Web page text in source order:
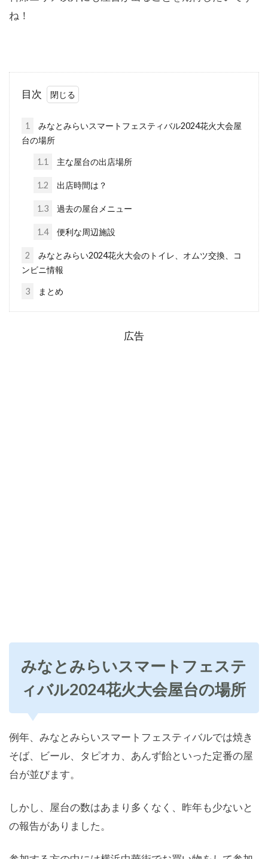
ね！
目次
1
みなとみらいスマートフェスティバル2024花火大会屋
台の場所
1.1 主な屋台の出店場所
1.2 出店時間は？
1.3 過去の屋台メニュー
1.4 便利な周辺施設
2
みなとみらい2024花火大会のトイレ、オムツ交換、コ
ンビニ情報
3 まとめ
広告
みなとみらいスマートフェステ
ィバル2024花火大会屋台の場所
例年、みなとみらいスマートフェスティバルでは焼き
そば、ビール、タピオカ、あんず飴といった定番の屋
台が並びます。
しかし、屋台の数はあまり多くなく、昨年も少ないと
の報告がありました。